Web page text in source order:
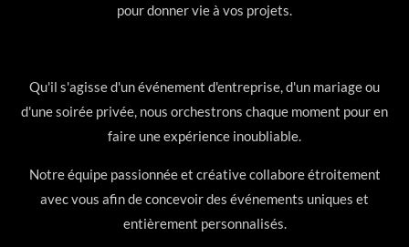
pour donner vie à vos projets.
Qu'il s'agisse d'un événement d'entreprise, d'un mariage ou
d'une soirée privée, nous orchestrons chaque moment pour en
faire une expérience inoubliable.
Notre équipe passionnée et créative collabore étroitement
avec vous afin de concevoir des événements uniques et
entièrement personnalisés.